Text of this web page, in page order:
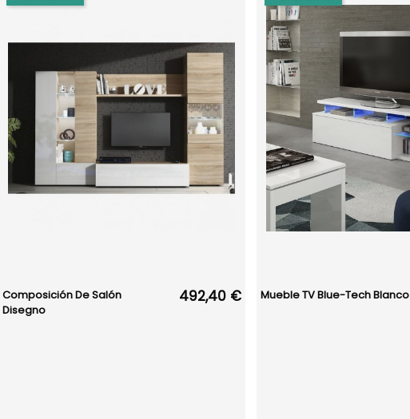
Composición De Salón
Disegno
492,40 € Mueble TV Blue-Tech Blanco